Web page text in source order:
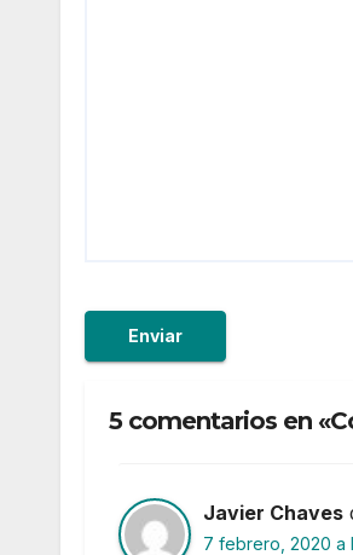
5 comentarios en
Javier Chaves
7 febrero, 2020 a